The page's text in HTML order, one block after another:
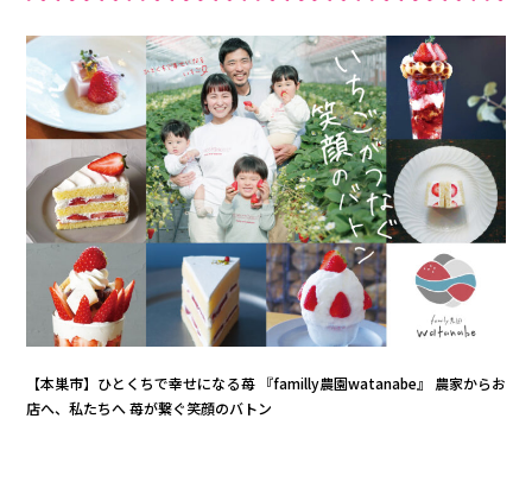
【本巣市】ひとくちで幸せになる苺 『familly農園watanabe』 農家からお
店へ、私たちへ 苺が繋ぐ笑顔のバトン